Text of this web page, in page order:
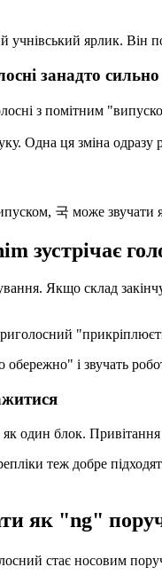
учнівський ярлик.
занадто сильно
з помітним
Одна ця зміна
국 може звучати
зустрічає
Якщо склад
обережно" і звучать
як один блок.
теж добре
як "ng"
стає носовим